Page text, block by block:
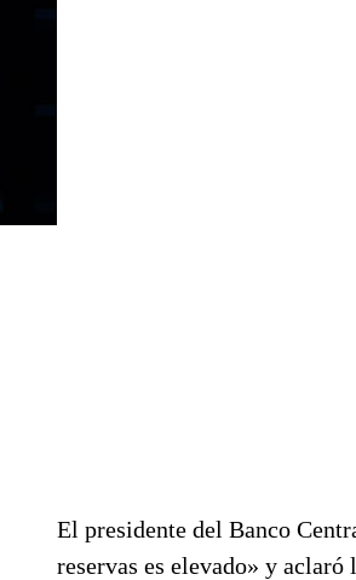
El presidente del Banco
reservas es elevado» y